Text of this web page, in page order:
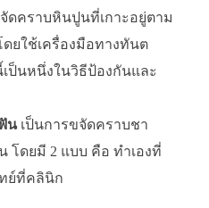
ดคราบหินปูนที่เกาะอยู่ตาม
ยใช้เครื่องมือทางทันต
ป็นหนึ่งในวิธีป้องกันและ
นเป็นการขจัดคราบชา
ดยมี 2 แบบ คือ ทำเองที่
ย์ที่คลินิก